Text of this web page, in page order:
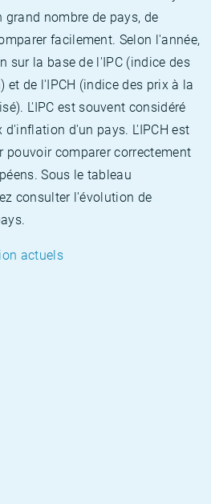
nombre de pays, de
facilement. Selon l'année,
sur la base de l'IPC (indice des
de l'IPCH (indice des prix à la
L'IPC est souvent considéré
d'un pays. L'IPCH est
pouvoir comparer correctement
Sous le tableau
consulter l'évolution de
actuels